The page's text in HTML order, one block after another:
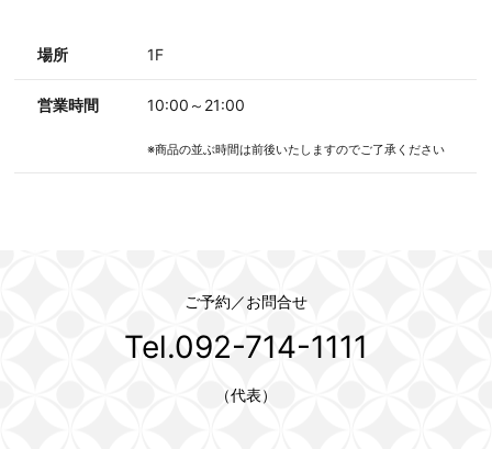
場所 1F
営業時間 10:00～21:00
※商品の並ぶ時間は前後いたしますのでご了承ください
ご予約／お問合せ
Tel.092-714-1111
（代表）